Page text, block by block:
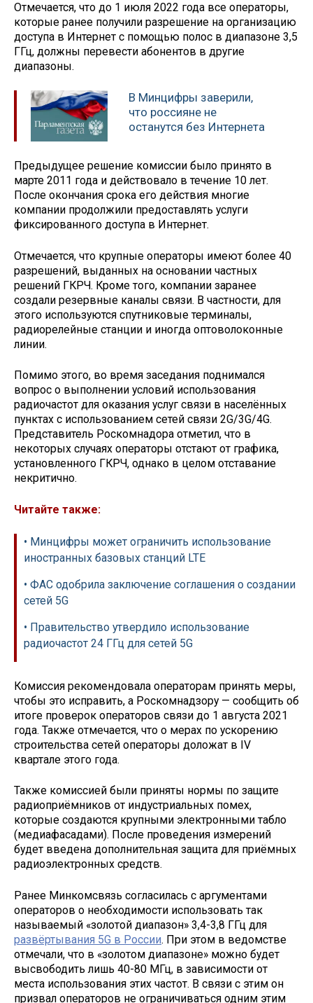
Отмечается, что до 1 июля 2022 года все операторы,
которые ранее получили разрешение на организацию
доступа в Интернет с помощью полос в диапазоне 3,5
ГГц, должны перевести абонентов в другие
диапазоны.
В Минцифры заверили,
что россияне не
останутся без Интернета
Предыдущее решение комиссии было принято в
марте 2011 года и действовало в течение 10 лет.
После окончания срока его действия многие
компании продолжили предоставлять услуги
фиксированного доступа в Интернет.
Отмечается, что крупные операторы имеют более 40
разрешений, выданных на основании частных
решений ГКРЧ. Кроме того, компании заранее
создали резервные каналы связи. В частности, для
этого используются спутниковые терминалы,
радиорелейные станции и иногда оптоволоконные
линии.
Помимо этого, во время заседания поднимался
вопрос о выполнении условий использования
радиочастот для оказания услуг связи в населённых
пунктах с использованием сетей связи 2G/3G/4G.
Представитель Роскомнадора отметил, что в
некоторых случаях операторы отстают от графика,
установленного ГКРЧ, однако в целом отставание
некритично.
Читайте также:
• Минцифры может ограничить использование
иностранных базовых станций LTE
• ФАС одобрила заключение соглашения о создании
сетей 5G
• Правительство утвердило использование
радиочастот 24 ГГц для сетей 5G
Комиссия рекомендовала операторам принять меры,
чтобы это исправить, а Роскомнадзору — сообщить об
итоге проверок операторов связи до 1 августа 2021
года. Также отмечается, что о мерах по ускорению
строительства сетей операторы доложат в IV
квартале этого года.
Также комиссией были приняты нормы по защите
радиоприёмников от индустриальных помех,
которые создаются крупными электронными табло
(медиафасадами). После проведения измерений
будет введена дополнительная защита для приёмных
радиоэлектронных средств.
Ранее Минкомсвязь согласилась с аргументами
операторов о необходимости использовать так
называемый «золотой диапазон» 3,4-3,8 ГГц для
развёртывания 5G в России. При этом в ведомстве
отмечали, что в «золотом диапазоне» можно будет
высвободить лишь 40-80 МГц, в зависимости от
места использования этих частот. В связи с этим он
призвал операторов не ограничиваться одним этим